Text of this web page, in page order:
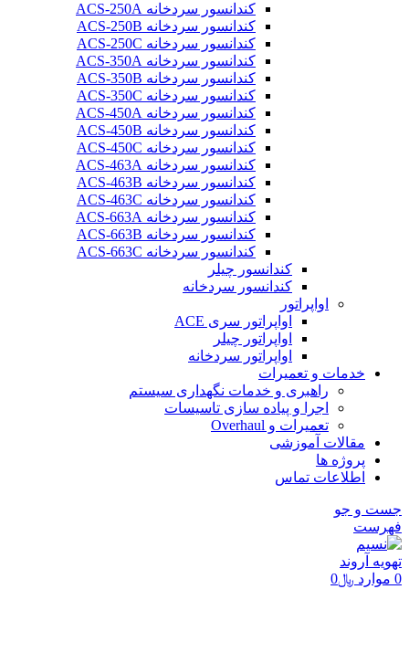
کندانسور سردخانه ACS-250A
کندانسور سردخانه ACS-250B
کندانسور سردخانه ACS-250C
کندانسور سردخانه ACS-350A
کندانسور سردخانه ACS-350B
کندانسور سردخانه ACS-350C
کندانسور سردخانه ACS-450A
کندانسور سردخانه ACS-450B
کندانسور سردخانه ACS-450C
کندانسور سردخانه ACS-463A
کندانسور سردخانه ACS-463B
کندانسور سردخانه ACS-463C
کندانسور سردخانه ACS-663A
کندانسور سردخانه ACS-663B
کندانسور سردخانه ACS-663C
کندانسور چیلر
کندانسور سردخانه
اواپراتور
اواپراتور سری ACE
اواپراتور چیلر
اواپراتور سردخانه
خدمات و تعمیرات
راهبری و خدمات نگهداری سیستم
اجرا و پیاده سازی تاسیسات
تعمیرات و Overhaul
مقالات آموزشی
پروژه ها
اطلاعات تماس
جست و جو
فهرست
0 موارد ﷼0